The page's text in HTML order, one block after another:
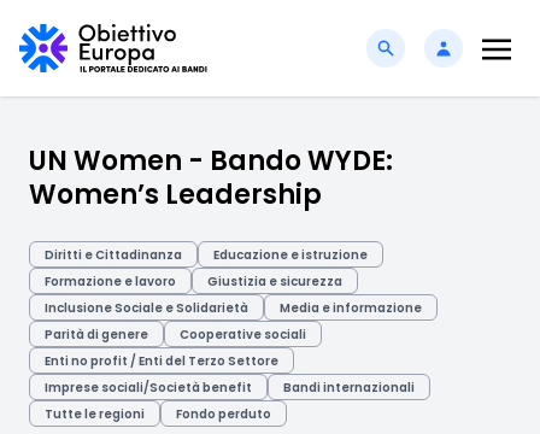
UN Women - Bando WYDE:
Women’s Leadership
Diritti e Cittadinanza
Educazione e istruzione
Formazione e lavoro
Giustizia e sicurezza
Inclusione Sociale e Solidarietà
Media e informazione
Parità di genere
Cooperative sociali
Enti no profit / Enti del Terzo Settore
Imprese sociali/Società benefit
Bandi internazionali
Tutte le regioni
Fondo perduto